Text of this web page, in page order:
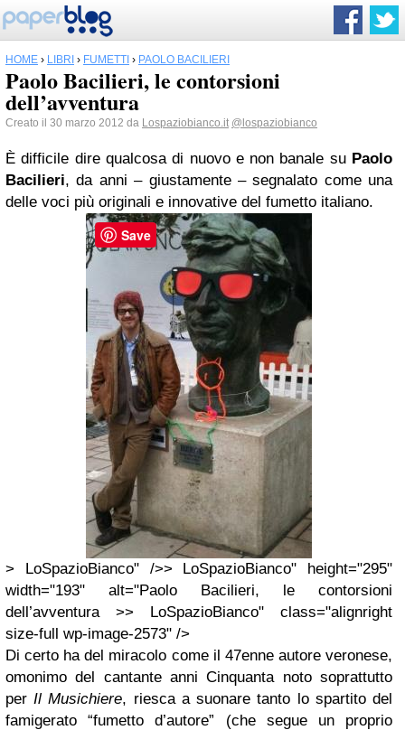
HOME › LIBRI › FUMETTI › PAOLO BACILIERI
Paolo Bacilieri, le contorsioni
dell’avventura
Creato il 30 marzo 2012 da Lospaziobianco.it @lospaziobianco
È difficile dire qualcosa di nuovo e non banale suPaolo
Bacilieri, da anni – giustamente – segnalato come una
delle voci più originali e innovative del fumetto italiano.
> LoSpazioBianco" />> LoSpazioBianco" height="295"
width="193" alt="Paolo Bacilieri, le contorsioni
dell’avventura >> LoSpazioBianco" class="alignright
size-full wp-image-2573" />
Di certo ha del miracolo come il 47enne autore veronese,
omonimo del cantante anni Cinquanta noto soprattutto
perIl Musichiere, riesca a suonare tanto lo spartito del
famigerato “fumetto d’autore” (che segue un proprio
Save